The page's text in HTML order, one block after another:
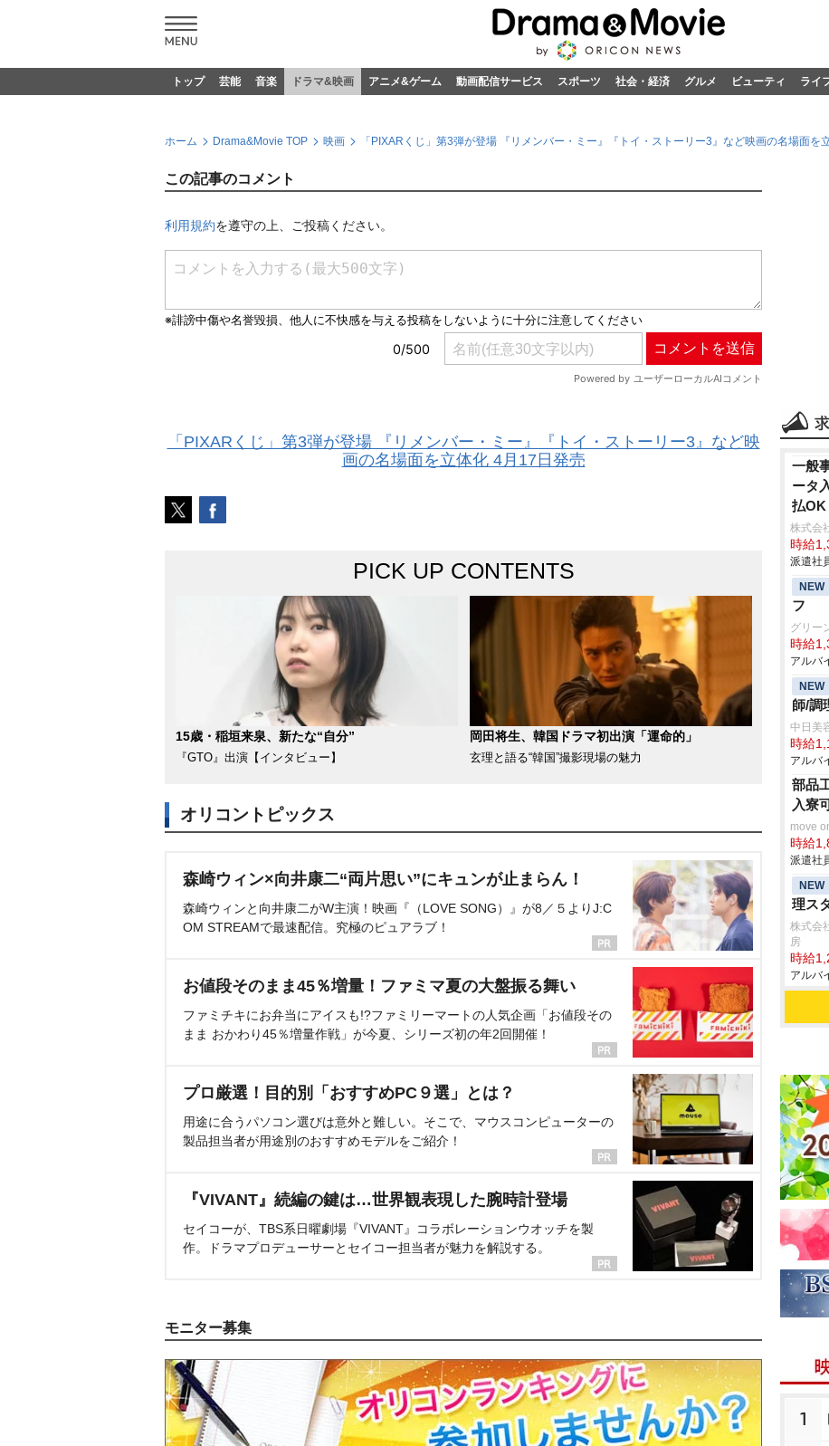
トップ 芸能 音楽 ドラマ&映画 アニメ&ゲーム 動画配信サービス スポーツ 社会・経済 グルメ ビューティ ライ
ホーム Drama&Movie TOP 映画 「PIXARくじ」第3弾が登場 『リメンバー・ミー』『トイ・ストーリー3』など映画の名場面を
この記事のコメント
利用規約を遵守の上、ご投稿ください。
「PIXARくじ」第3弾が登場 『リメンバー・ミー』『トイ・ストーリー3』など映
画の名場面を立体化 4月17日発売
PICK UP CONTENTS
15歳・稲垣来泉、新たな“自分”
『GTO』出演【インタビュー】
岡田将生、韓国ドラマ初出演「運命的」
玄理と語る“韓国”撮影現場の魅力
オリコントピックス
森崎ウィン×向井康二“両片思い”にキュンが止まらん！
森崎ウィンと向井康二がW主演！映画『（LOVE SONG）』が8／５よりJ:C
OM STREAMで最速配信。究極のピュアラブ！
お値段そのまま45％増量！ファミマ夏の大盤振る舞い
ファミチキにお弁当にアイスも!?ファミリーマートの人気企画「お値段その
まま おかわり45％増量作戦」が今夏、シリーズ初の年2回開催！
プロ厳選！目的別「おすすめPC９選」とは？
用途に合うパソコン選びは意外と難しい。そこで、マウスコンピューターの
製品担当者が用途別のおすすめモデルをご紹介！
『VIVANT』続編の鍵は…世界観表現した腕時計登場
セイコーが、TBS系日曜劇場『VIVANT』コラボレーションウオッチを製
作。ドラマプロデューサーとセイコー担当者が魅力を解説する。
モニター募集
一般
ータ
払OK
株式会
時給
派遣社
NEW
フ
グリー
時給
アルバ
NEW
師/調
中日美
時給
アルバ
部品
入寮
move
時給
派遣社
NEW
理ス
株式会
房
時給
アルバ
1